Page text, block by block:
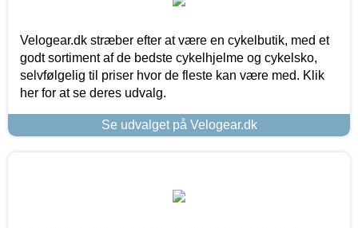
Velogear.dk stræber efter at være en cykelbutik, med et
godt sortiment af de bedste cykelhjelme og cykelsko,
selvfølgelig til priser hvor de fleste kan være med. Klik
her for at se deres udvalg.
Se udvalget på Velogear.dk